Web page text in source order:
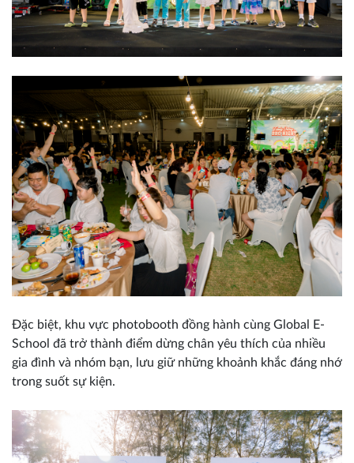
Đặc biệt, khu vực photobooth đồng hành cùng Global E-
School đã trở thành điểm dừng chân yêu thích của nhiều
gia đình và nhóm bạn, lưu giữ những khoảnh khắc đáng nhớ
trong suốt sự kiện.